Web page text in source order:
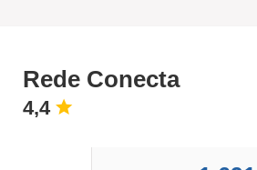
Rede Conecta
4,4